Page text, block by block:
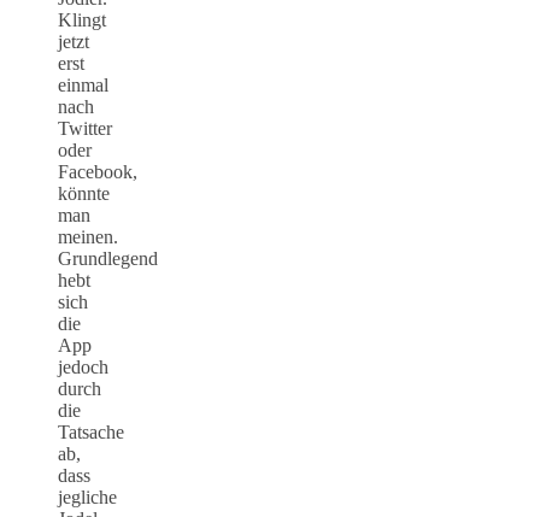
Klingt
jetzt
erst
einmal
nach
Twitter
oder
Facebook,
könnte
man
meinen.
Grundlegend
hebt
sich
die
App
jedoch
durch
die
Tatsache
ab,
dass
jegliche